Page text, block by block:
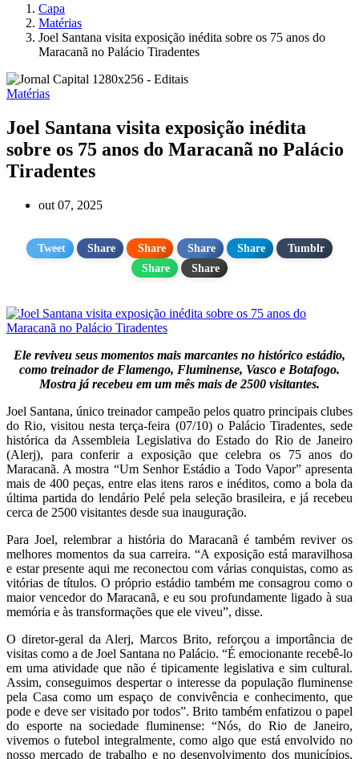
Capa
Matérias
Joel Santana visita exposição inédita sobre os 75 anos do
Maracanã no Palácio Tiradentes
Matérias
Joel Santana visita exposição inédita
sobre os 75 anos do Maracanã no Palácio
Tiradentes
out 07, 2025
Tweet Share Share Share Share
Tumblr
Share
Share
Ele reviveu seus momentos mais marcantes no histórico estádio,
como treinador de Flamengo, Fluminense, Vasco e Botafogo.
Mostra já recebeu em um mês mais de 2500 visitantes.
Joel Santana, único treinador campeão pelos quatro principais clubes
do Rio, visitou nesta terça-feira (07/10) o Palácio Tiradentes, sede
histórica da Assembleia Legislativa do Estado do Rio de Janeiro
(Alerj), para conferir a exposição que celebra os 75 anos do
Maracanã. A mostra “Um Senhor Estádio a Todo Vapor” apresenta
mais de 400 peças, entre elas itens raros e inéditos, como a bola da
última partida do lendário Pelé pela seleção brasileira, e já recebeu
cerca de 2500 visitantes desde sua inauguração.
Para Joel, relembrar a história do Maracanã é também reviver os
melhores momentos da sua carreira. “A exposição está maravilhosa
e estar presente aqui me reconectou com várias conquistas, como as
vitórias de títulos. O próprio estádio também me consagrou como o
maior vencedor do Maracanã, e eu sou profundamente ligado à sua
memória e às transformações que ele viveu”, disse.
O diretor-geral da Alerj, Marcos Brito, reforçou a importância de
visitas como a de Joel Santana no Palácio. “É emocionante recebê-lo
em uma atividade que não é tipicamente legislativa e sim cultural.
Assim, conseguimos despertar o interesse da população fluminense
pela Casa como um espaço de convivência e conhecimento, que
pode e deve ser visitado por todos”. Brito também enfatizou o papel
do esporte na sociedade fluminense: “Nós, do Rio de Janeiro,
vivemos o futebol integralmente, como algo que está envolvido no
nosso mercado de trabalho e no desenvolvimento dos municípios,